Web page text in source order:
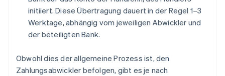
initiiert. Diese Übertragung dauert in der Regel 1–3
Werktage, abhängig vom jeweiligen Abwickler und
der beteiligten Bank.
Obwohl dies der allgemeine Prozess ist, den
Zahlungsabwickler befolgen, gibt es je nach